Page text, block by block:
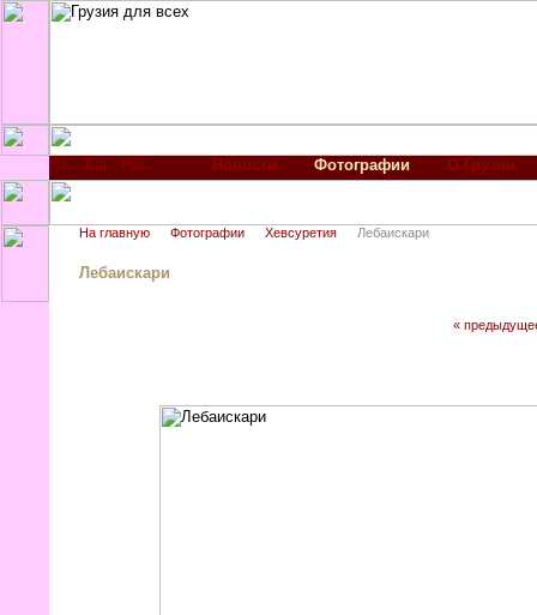
Новости Фотографии О Грузии
На главную Фотографии Хевсуретия Лебаискари
Лебаискари
«